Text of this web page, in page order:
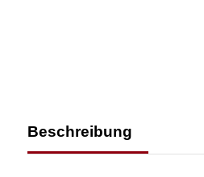
Beschreibung